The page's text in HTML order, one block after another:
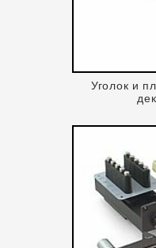
Уголок и